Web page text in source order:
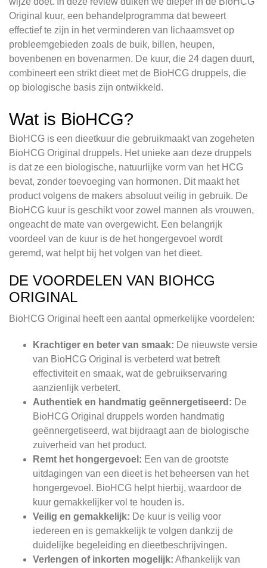
Original kuur, een behandelprogramma dat beweert
effectief te zijn in het verminderen van lichaamsvet op
probleemgebieden zoals de buik, billen, heupen,
bovenbenen en bovenarmen. De kuur, die 24 dagen duurt,
combineert een strikt dieet met de BioHCG druppels, die
op biologische basis zijn ontwikkeld.
Wat is BioHCG?
BioHCG is een dieetkuur die gebruikmaakt van zogeheten
BioHCG Original druppels. Het unieke aan deze druppels
is dat ze een biologische, natuurlijke vorm van het HCG
bevat, zonder toevoeging van hormonen. Dit maakt het
product volgens de makers absoluut veilig in gebruik. De
BioHCG kuur is geschikt voor zowel mannen als vrouwen,
ongeacht de mate van overgewicht. Een belangrijk
voordeel van de kuur is de het hongergevoel wordt
geremd, wat helpt bij het volgen van het dieet.
DE VOORDELEN VAN BIOHCG
ORIGINAL
BioHCG Original heeft een aantal opmerkelijke voordelen:
Krachtiger en beter van smaak: De nieuwste versie
van BioHCG Original is verbeterd wat betreft
effectiviteit en smaak, wat de gebruikservaring
aanzienlijk verbetert.
Authentiek en handmatig geënnergetiseerd: De
BioHCG Original druppels worden handmatig
geënnergetiseerd, wat bijdraagt aan de biologische
zuiverheid van het product.
Remt het hongergevoel: Een van de grootste
uitdagingen van een dieet is het beheersen van het
hongergevoel. BioHCG helpt hierbij, waardoor de
kuur gemakkelijker vol te houden is.
Veilig en gemakkelijk: De kuur is veilig voor
iedereen en is gemakkelijk te volgen dankzij de
duidelijke begeleiding en dieetbeschrijvingen.
Verlengen of inkorten mogelijk: Afhankelijk van